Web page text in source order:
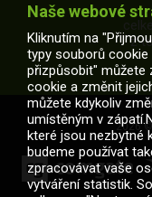
z
2026
Naše webové
Kliknutím na
typy souborů
přizpůsobit"
cookie a změnit
můžete kdykoliv
umístěným v
které jsou nezbytné
budeme používat
zpracovávat vaše
vytváření statistik.